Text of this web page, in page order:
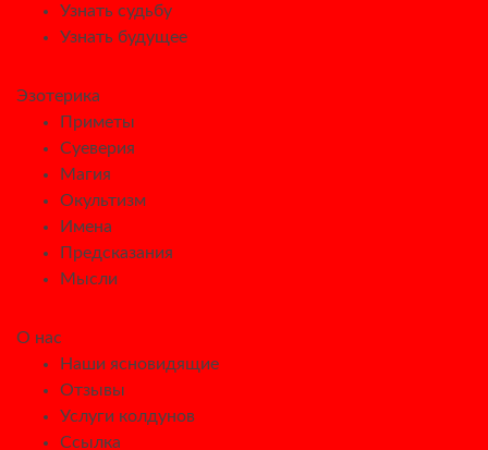
Узнать судьбу
Узнать будущее
Эзотерика
Приметы
Суеверия
Магия
Окультизм
Имена
Предсказания
Мысли
О нас
Наши ясновидящие
Отзывы
Услуги колдунов
Ссылка